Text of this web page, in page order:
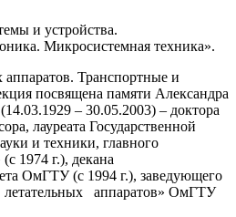
и устройства.
Микросистемная техника».
Транспортные и
посвящена памяти Александра
– 30.05.2003) – доктора
лауреата Государственной
и техники, главного
1974 г.), декана
ОмГТУ (с 1994 г.), заведующего
аппаратов» ОмГТУ